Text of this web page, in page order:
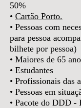
50%
• Cartão Porto.
• Pessoas com
para pessoa
bilhete por pessoa)
• Maiores de 65
• Estudantes
• Profissionais das
• Pessoas em
• Pacote do DDD -